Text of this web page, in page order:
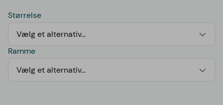
Størrelse
Vælg et alternativ...
Ramme
Vælg et alternativ...